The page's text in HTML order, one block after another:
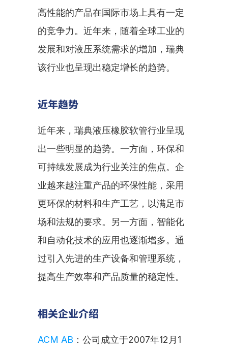
高性能的产品在国际市场上具有一定
的竞争力。近年来，随着全球工业的
发展和对液压系统需求的增加，瑞典
该行业也呈现出稳定增长的趋势。
近年趋势
近年来，瑞典液压橡胶软管行业呈现
出一些明显的趋势。一方面，环保和
可持续发展成为行业关注的焦点。企
业越来越注重产品的环保性能，采用
更环保的材料和生产工艺，以满足市
场和法规的要求。另一方面，智能化
和自动化技术的应用也逐渐增多。通
过引入先进的生产设备和管理系统，
提高生产效率和产品质量的稳定性。
相关企业介绍
ACM AB ：公司成立于2007年12月1